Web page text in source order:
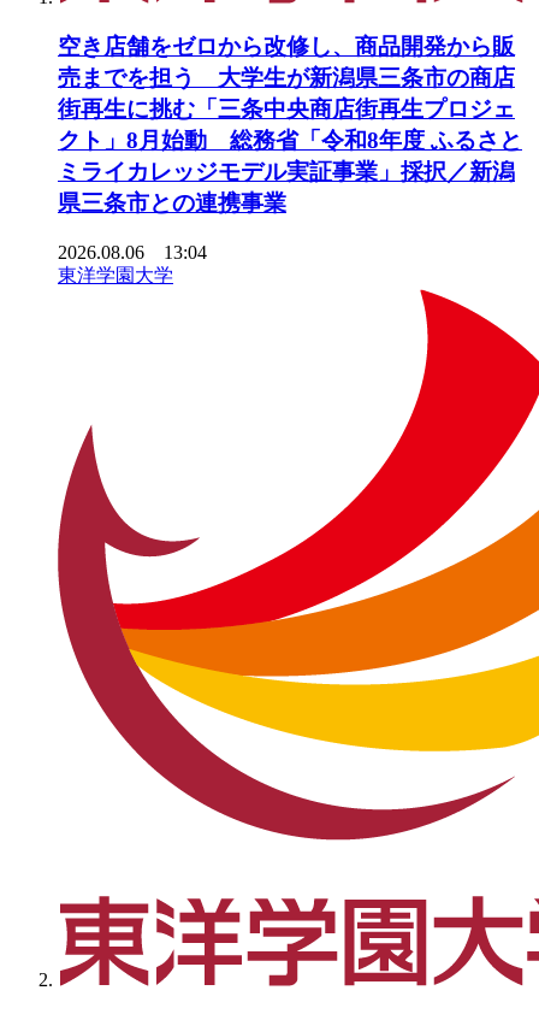
空き店舗をゼロから改修し、商品開発から販
売までを担う 大学生が新潟県三条市の商店
街再生に挑む「三条中央商店街再生プロジェ
クト」8月始動 総務省「令和8年度 ふるさと
ミライカレッジモデル実証事業」採択／新潟
県三条市との連携事業
2026.08.06 13:04
東洋学園大学